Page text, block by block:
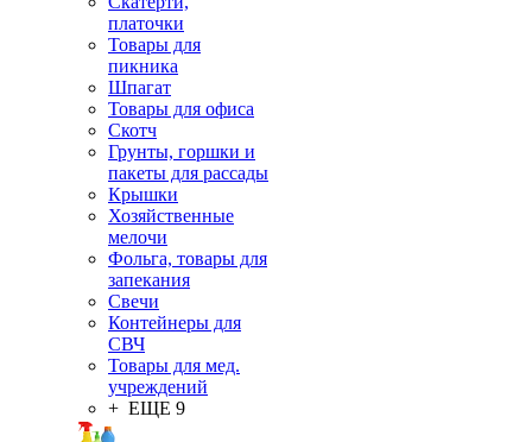
платочки
Товары для
пикника
Шпагат
Товары для офиса
Скотч
Грунты, горшки и
пакеты для рассады
Крышки
Хозяйственные
мелочи
Фольга, товары для
запекания
Свечи
Контейнеры для
СВЧ
Товары для мед.
учреждений
+ ЕЩЕ 9